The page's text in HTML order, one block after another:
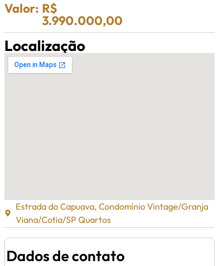
Valor: R$
3.990.000,00
Localização
Estrada do Capuava, Condomínio Vintage/Granja
Viana/Cotia/SP Quartos
Dados de contato